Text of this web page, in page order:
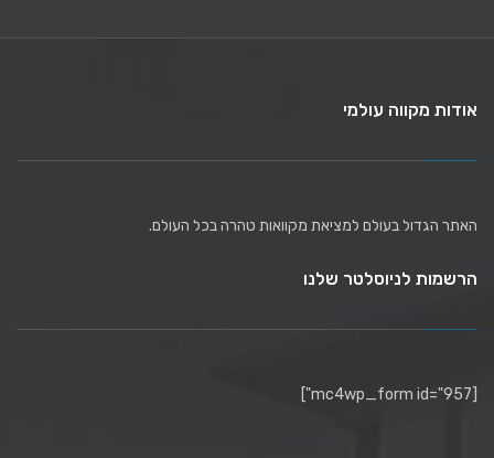
אודות מקווה עולמי
האתר הגדול בעולם למציאת מקוואות טהרה בכל העולם.
הרשמות לניוסלטר שלנו
[mc4wp_form id="957"]